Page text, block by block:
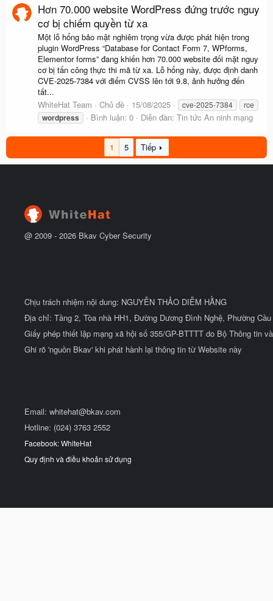
Hơn 70.000 website WordPress đứng trước nguy
cơ bị chiếm quyền từ xa
Một lỗ hổng bảo mật nghiêm trọng vừa được phát hiện trong
plugin WordPress “Database for Contact Form 7, WPforms,
Elementor forms” đang khiến hơn 70.000 website đối mặt nguy
cơ bị tấn công thực thi mã từ xa. Lỗ hổng này, được định danh
CVE-2025-7384 với điểm CVSS lên tới 9.8, ảnh hưởng đến
tất...
WhiteHat Team
Chủ đề 15/08/2025 cve-2025-7384 rce
wordpress Bình luận: 0 Diễn đàn: Tin tức An ninh mạng
1 5 Tiếp
@ 2009 - 2026 Bkav Cyber Security
Chịu trách nhiệm nội dung: NGUYỄN THẢO DIỄM HẰNG
Địa chỉ: Tầng 2, Tòa nhà HH1, Đường Dương Đình Nghệ, Phường
Giấy phép thiết lập mạng xã hội số 355/GP-BTTTT do Bộ Thông tin
Ghi rõ 'nguồn Bkav' khi phát hành lại thông tin từ Website này
Email: whitehat@bkav.com
Hotline: (024) 3763 2552
Facebook: WhiteHat
Quy định và điều khoản sử dụng